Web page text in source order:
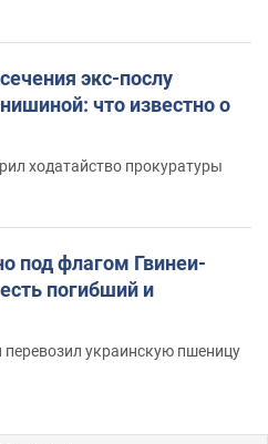
экс-послу
что известно о
ходатайство прокуратуры
под флагом Гвинеи-
погибший и
украинскую пшеницу